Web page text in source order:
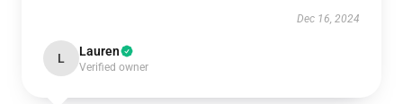
Dec 16, 2024
L Lauren
Verified owner